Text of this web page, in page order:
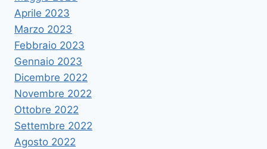
Aprile 2023
Marzo 2023
Febbraio 2023
Gennaio 2023
Dicembre 2022
Novembre 2022
Ottobre 2022
Settembre 2022
Agosto 2022